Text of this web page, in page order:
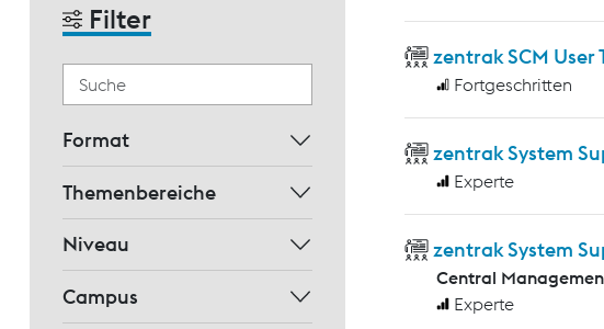
Filter
Format
Themenbereiche
Niveau
Campus
zentrak SCM User
Fortgeschritten
zentrak System
Experte
zentrak System
Central
Experte